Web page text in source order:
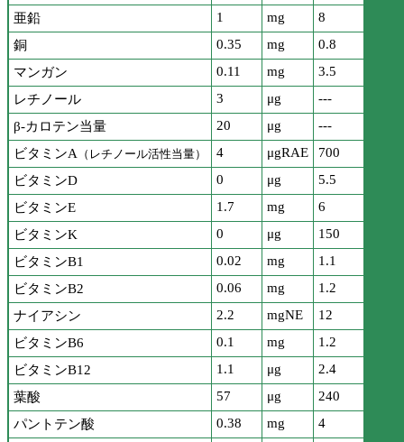
亜鉛
1 mg
8
銅
0.35 mg
0.8
マンガン
0.11 mg
3.5
レチノール
3 μg
---
β-カロテン当量
20 μg
---
ビタミンA （レチノール活性当量） 4 μgRAE
700
ビタミンD
0 μg
5.5
ビタミンE
1.7 mg
6
ビタミンK
0 μg
150
ビタミンB1
0.02 mg
1.1
ビタミンB2
0.06 mg
1.2
ナイアシン
2.2 mgNE
12
ビタミンB6
0.1 mg
1.2
ビタミンB12
1.1 μg
2.4
葉酸
57 μg
240
パントテン酸
0.38 mg
4